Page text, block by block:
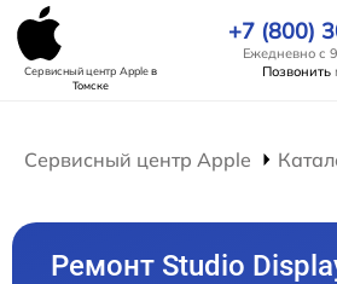
Сервисный центр Appleв
Томске
+7 (800)
Ежедневно с
Позвонить
Сервисный центр Apple
Ремонт Studio